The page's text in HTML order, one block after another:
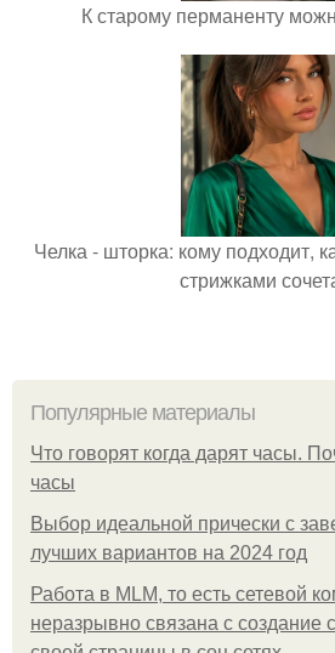
К старому перманенту
Челка - шторка: кому подходит,
стрижками
Популярные материалы
Что говорят когда дарят часы.
часы
Выбор идеальной прически с
лучших вариантов на 2024 год
Работа в MLM, то есть сетевой
неразрывно связана с создание